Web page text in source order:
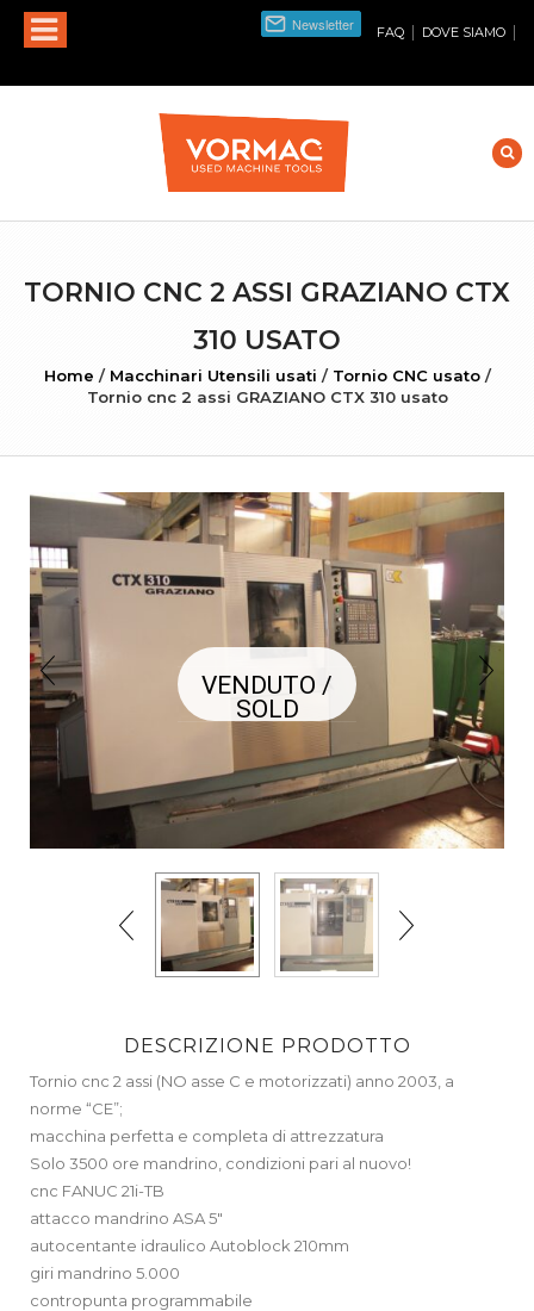
FAQ | DOVE SIAMO |
TORNIO CNC 2 ASSI GRAZIANO CTX
310 USATO
Home / Macchinari Utensili usati / Tornio CNC usato /
Tornio cnc 2 assi GRAZIANO CTX 310 usato
VENDUTO /
SOLD
DESCRIZIONE PRODOTTO
Tornio cnc 2 assi (NO asse C e motorizzati) anno 2003, a
norme “CE”;
macchina perfetta e completa di attrezzatura
Solo 3500 ore mandrino, condizioni pari al nuovo!
cnc FANUC 21i-TB
attacco mandrino ASA 5″
autocentante idraulico Autoblock 210mm
giri mandrino 5.000
contropunta programmabile